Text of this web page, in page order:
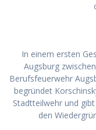
In einem ersten
Augsburg
Berufsfeuerwehr
begründet
Stadtteilwehr und
den